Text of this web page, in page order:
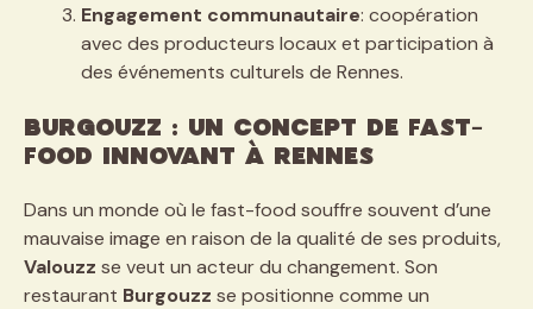
Engagement communautaire: coopération
avec des producteurs locaux et participation à
des événements culturels de Rennes.
Burgouzz : Un concept de fast-
food innovant à Rennes
Dans un monde où le fast-food souffre souvent d’une
mauvaise image en raison de la qualité de ses produits,
Valouzz se veut un acteur du changement. Son
restaurant Burgouzz se positionne comme un